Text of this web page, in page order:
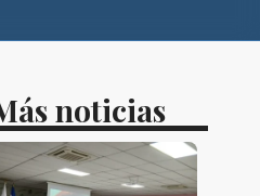
noticias